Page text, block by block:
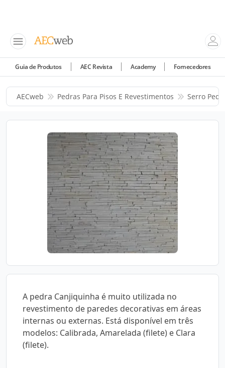
Guia de Produtos AEC Revista Academy Fornecedores
AECweb Pedras Para Pisos E Revestimentos Serro
A pedra Canjiquinha é muito utilizada no
revestimento de paredes decorativas em áreas
internas ou externas. Está disponível em três
modelos: Calibrada, Amarelada (filete) e Clara
(filete).